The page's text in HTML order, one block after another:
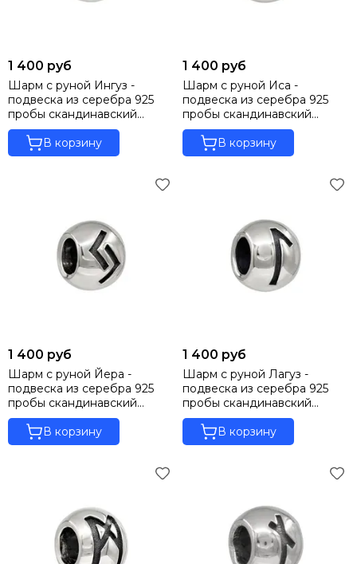
1 400 руб
Шарм с руной Ингуз -
подвеска из серебра 925
пробы скандинавский
оберег
В корзину
1 400 руб
Шарм с руной Иса -
подвеска из серебра 925
пробы скандинавский
оберег
В корзину
1 400 руб
Шарм с руной Йера -
подвеска из серебра 925
пробы скандинавский
оберег
В корзину
1 400 руб
Шарм с руной Лагуз -
подвеска из серебра 925
пробы скандинавский
оберег
В корзину